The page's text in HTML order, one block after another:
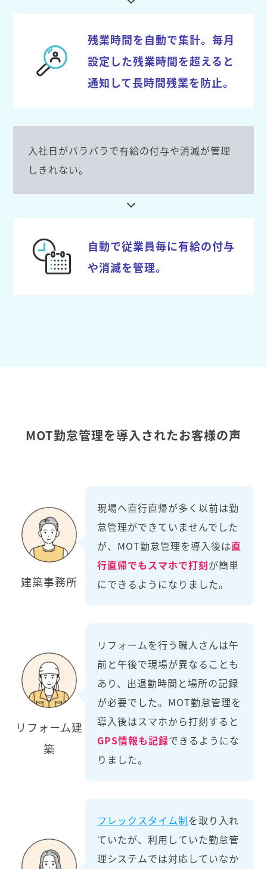
残業時間を自動で集計。毎月
設定した残業時間を超えると
通知して長時間残業を防止。
入社日がバラバラで有給の付与や消滅が管理
しきれない。
自動で従業員毎に有給の付与
や消滅を管理。
MOT勤怠管理を導入されたお客様の声
建築事務所
現場へ直行直帰が多く以前は勤
怠管理ができていませんでした
が、MOT勤怠管理を導入後は直
行直帰でもスマホで打刻が簡単
にできるようになりました。
リフォーム建
築
リフォームを行う職人さんは午
前と午後で現場が異なることも
あり、出退勤時間と場所の記録
が必要でした。MOT勤怠管理を
導入後はスマホから打刻すると
GPS情報も記録できるようにな
りました。
フレックスタイム制を取り入れ
ていたが、利用していた勤怠管
理システムでは対応していなか